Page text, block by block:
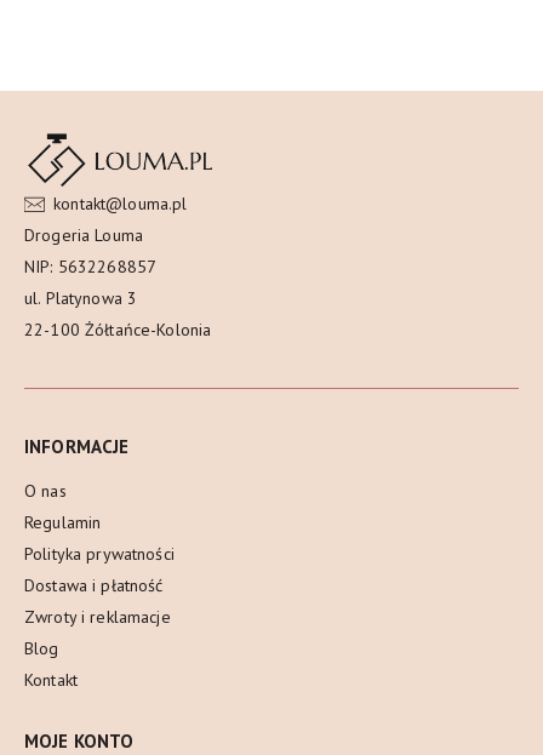
kontakt@louma.pl
Drogeria Louma
NIP: 5632268857
ul. Platynowa 3
22-100 Żółtańce-Kolonia
INFORMACJE
O nas
Regulamin
Polityka prywatności
Dostawa i płatność
Zwroty i reklamacje
Blog
Kontakt
MOJE KONTO